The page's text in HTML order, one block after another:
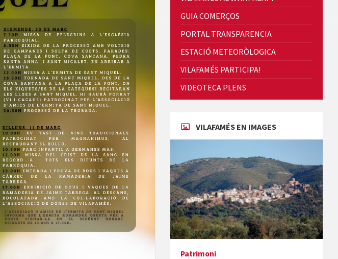
Cicle de Cine i Dones rurals
Concerts al Museu
GUIA COMERÇOS
PORTAL TRANSPARENCIA
ESTACIÓ METEORÒLOGICA
VILAFAMÉS PARTICIPA!
VIDEOTECA PLENS
VILAFAMÉS EN IMAGES
Patrimoni